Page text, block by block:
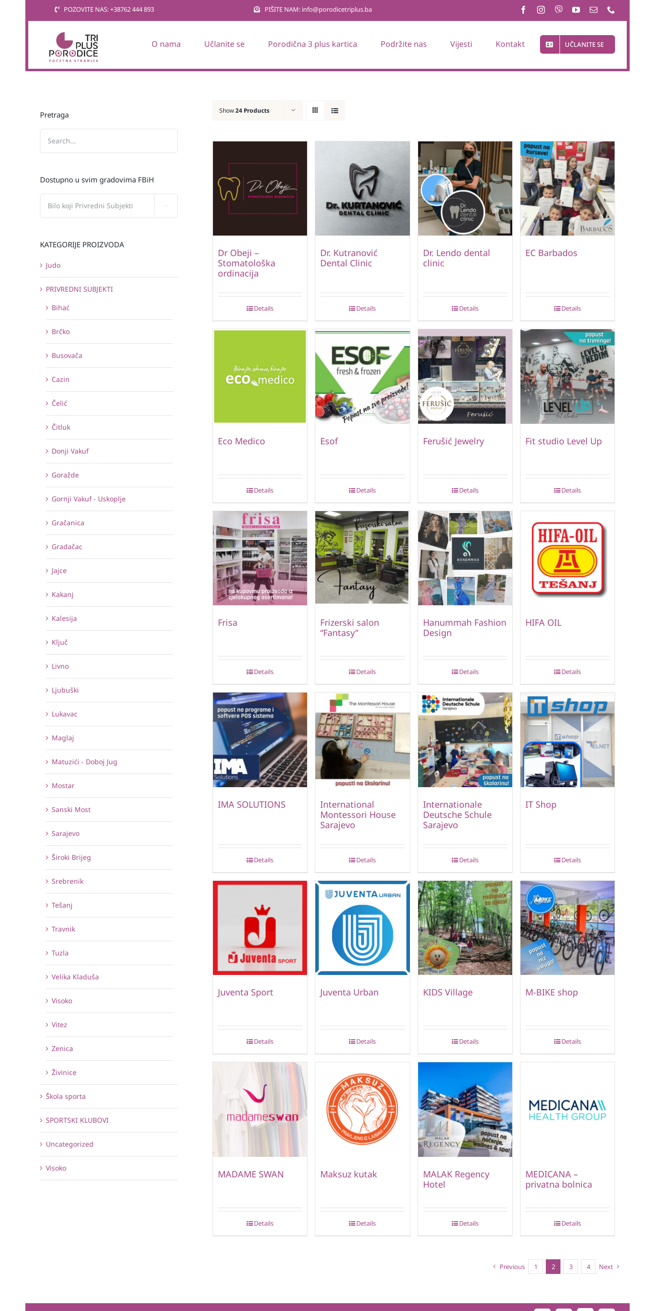
POZOVITE NAS: +38762 444 893 PIŠITE NAM: info@porodicetriplus.ba
O nama Učlanite se Porodična 3 plus kartica Podržite nas Vijesti Kontakt UČLANITE SE
Show24 Products
Dr Obeji –
Stomatološka
ordinacija
Details
Dr. Kutranović
Dental Clinic
Details
Dr. Lendo dental
clinic
Details
EC Barbados
Details
Eco Medico
Details
Esof
Details
Ferušić Jewelry
Details
Fit studio Level Up
Details
Frisa
Details
Frizerski salon
“Fantasy”
Details
Hanummah Fashion
Design
Details
HIFA OIL
Details
IMA SOLUTIONS
Details
International
Montessori House
Sarajevo
Details
Internationale
Deutsche Schule
Sarajevo
Details
IT Shop
Details
Juventa Sport
Details
Juventa Urban
Details
KIDS Village
Details
M-BIKE shop
Details
MADAME SWAN
Details
Maksuz kutak
Details
MALAK Regency
Hotel
Details
MEDICANA –
privatna bolnica
Details
Previous 1 2 3 4 Next
Pretraga
Dostupno u svim gradovima FBiH
KATEGORIJE PROIZVODA
Judo
PRIVREDNI SUBJEKTI
Bihać
Brčko
Busovača
Cazin
Čelić
Čitluk
Donji Vakuf
Goražde
Gornji Vakuf - Uskoplje
Gračanica
Gradačac
Jajce
Kakanj
Kalesija
Ključ
Livno
Ljubuški
Lukavac
Maglaj
Matuzići - Doboj Jug
Mostar
Sanski Most
Sarajevo
Široki Brijeg
Srebrenik
Tešanj
Travnik
Tuzla
Velika Kladuša
Visoko
Vitez
Zenica
Živinice
Škola sporta
SPORTSKI KLUBOVI
Uncategorized
Visoko